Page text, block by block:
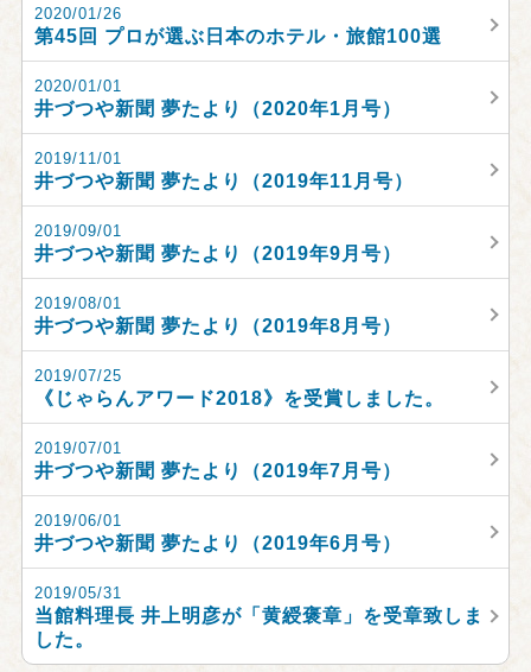
2020/01/26
第45回 プロが選ぶ日本のホテル・旅館100選
2020/01/01
井づつや新聞 夢たより（2020年1月号）
2019/11/01
井づつや新聞 夢たより（2019年11月号）
2019/09/01
井づつや新聞 夢たより（2019年9月号）
2019/08/01
井づつや新聞 夢たより（2019年8月号）
2019/07/25
《じゃらんアワード2018》を受賞しました。
2019/07/01
井づつや新聞 夢たより（2019年7月号）
2019/06/01
井づつや新聞 夢たより（2019年6月号）
2019/05/31
当館料理長 井上明彦が「黄綬褒章」を受章致しま
した。